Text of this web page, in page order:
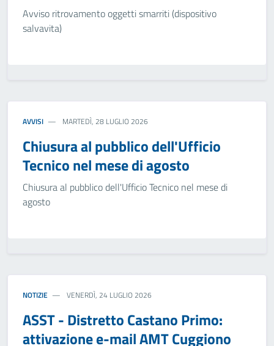
Avviso ritrovamento oggetti smarriti (dispositivo
salvavita)
AVVISI MARTEDÌ, 28 LUGLIO 2026
Chiusura al pubblico dell'Ufficio
Tecnico nel mese di agosto
Chiusura al pubblico dell'Ufficio Tecnico nel mese di
agosto
NOTIZIE VENERDÌ, 24 LUGLIO 2026
ASST - Distretto Castano Primo:
attivazione e-mail AMT Cuggiono